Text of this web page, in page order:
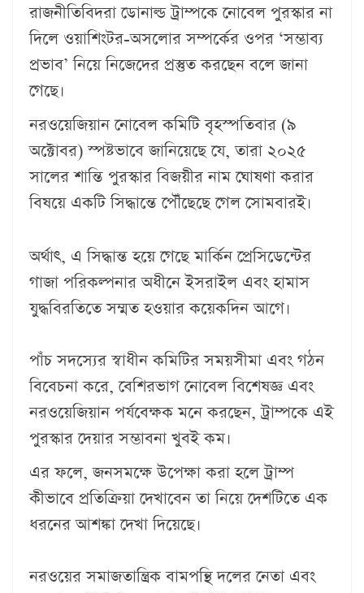
রাজনীতিবিদরা ডোনাল্ড ট্রাম্পকে নোবেল পুরস্কার না
দিলে ওয়াশিংটর-অসলোর সম্পর্কের ওপর ‘সম্ভাব্য
প্রভাব’ নিয়ে নিজেদের প্রস্তুত করছেন বলে জানা
গেছে।
নরওয়েজিয়ান নোবেল কমিটি বৃহস্পতিবার (৯
অক্টোবর) স্পষ্টভাবে জানিয়েছে যে, তারা ২০২৫
সালের শান্তি পুরস্কার বিজয়ীর নাম ঘোষণা করার
বিষয়ে একটি সিদ্ধান্তে পৌঁছেছে গেল সোমবারই।
অর্থাৎ, এ সিদ্ধান্ত হয়ে গেছে মার্কিন প্রেসিডেন্টের
গাজা পরিকল্পনার অধীনে ইসরাইল এবং হামাস
যুদ্ধবিরতিতে সম্মত হওয়ার কয়েকদিন আগে।
পাঁচ সদস্যের স্বাধীন কমিটির সময়সীমা এবং গঠন
বিবেচনা করে, বেশিরভাগ নোবেল বিশেষজ্ঞ এবং
নরওয়েজিয়ান পর্যবেক্ষক মনে করছেন, ট্রাম্পকে এই
পুরস্কার দেয়ার সম্ভাবনা খুবই কম।
এর ফলে, জনসমক্ষে উপেক্ষা করা হলে ট্রাম্প
কীভাবে প্রতিক্রিয়া দেখাবেন তা নিয়ে দেশটিতে এক
ধরনের আশঙ্কা দেখা দিয়েছে।
নরওয়ের সমাজতান্ত্রিক বামপন্থি দলের নেতা এবং